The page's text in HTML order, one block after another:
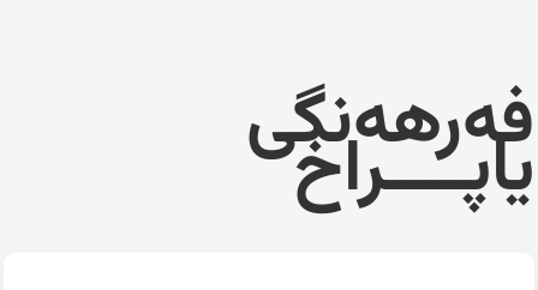
فەرهەنگی
یاپــــراخ